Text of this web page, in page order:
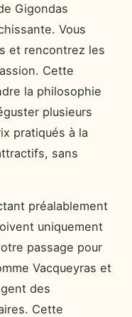
Gigondas
Vous
et rencontrez les
Cette
la philosophie
plusieurs
pratiqués à la
sans
préalablement
uniquement
passage pour
Vacqueyras et
des
Cette